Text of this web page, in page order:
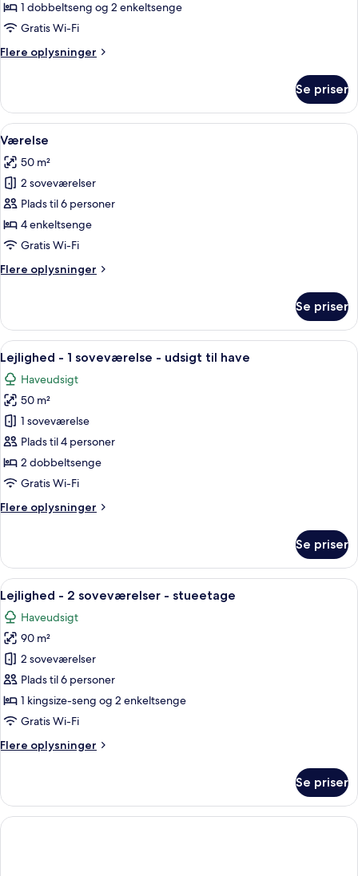
1 dobbeltseng og 2 enkeltsenge
Gratis Wi-Fi
Flere oplysninger
Flere
Se priser
Indlæs
alle
billeder
af
Værelse
Et hotelværelse med to senge, et
4
Værelse
50 m²
2 soveværelser
Plads til 6 personer
4 enkeltsenge
Gratis Wi-Fi
Flere oplysninger
Flere
Se priser
Indlæs
alle
billeder
af
Lejlighed
-
1
soveværelse
udsigt
Et hotelværelse med skrivebord,
5
Lejlighed - 1 soveværelse - udsigt til have
Haveudsigt
50 m²
1 soveværelse
Plads til 4 personer
2 dobbeltsenge
Gratis Wi-Fi
Flere oplysninger
Flere
-
soveværelse
udsigt
til
have
Se priser
Indlæs
alle
billeder
af
Lejlighed
-
2
soveværelser
stueetage
En flerlags boligbygning med
5
Lejlighed - 2 soveværelser - stueetage
Haveudsigt
90 m²
2 soveværelser
Plads til 6 personer
1 kingsize-seng og 2 enkeltsenge
Gratis Wi-Fi
Flere oplysninger
Flere
-
soveværelser
Se priser